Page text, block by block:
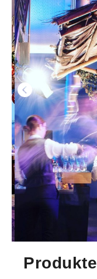
Produkte